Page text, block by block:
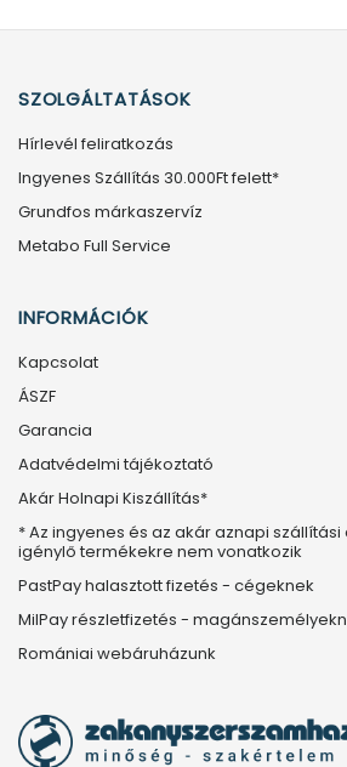
SZOLGÁLTATÁSOK
Hírlevél feliratkozás
Ingyenes Szállítás 30.000Ft felett*
Grundfos márkaszervíz
Metabo Full Service
INFORMÁCIÓK
Kapcsolat
ÁSZF
Garancia
Adatvédelmi tájékoztató
Akár Holnapi Kiszállítás*
* Az ingyenes és az akár aznapi
igénylő termékekre nem vonatkozik
PastPay halasztott fizetés - cégeknek
MilPay részletfizetés -
Romániai webáruházunk